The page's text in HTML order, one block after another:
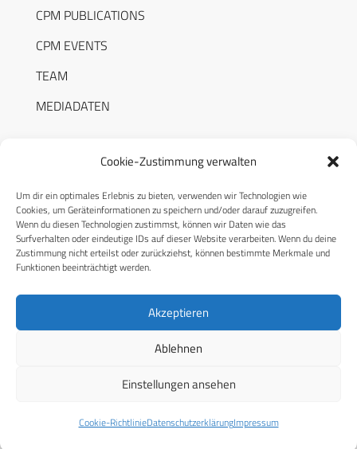
Cookie-Zustimmung verwalten
Um dir ein optimales Erlebnis zu bieten, verwenden wir Technologien wie
Cookies, um Geräteinformationen zu speichern und/oder darauf zuzugreifen.
Wenn du diesen Technologien zustimmst, können wir Daten wie das
Surfverhalten oder eindeutige IDs auf dieser Website verarbeiten. Wenn du deine
Zustimmung nicht erteilst oder zurückziehst, können bestimmte Merkmale und
Funktionen beeinträchtigt werden.
Akzeptieren
Ablehnen
Einstellungen ansehen
Cookie-RichtlinieDatenschutzerklärungImpressum
CPM PUBLICATIONS
CPM EVENTS
TEAM
MEDIADATEN
RECHTLICHES
Datenschutzerklärung
Cookie-Richtlinie (EU)
© 2026 CPM GmbH – Alle Rechte vorbehalten